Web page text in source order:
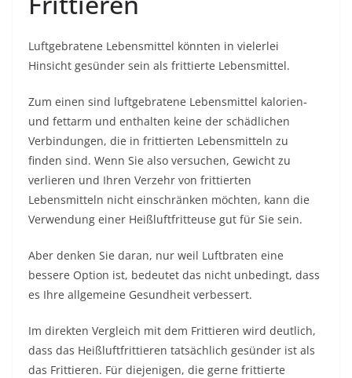
Luftgebratene Lebensmittel könnten in vielerlei
Hinsicht gesünder sein als frittierte Lebensmittel.
Zum einen sind luftgebratene Lebensmittel kalorien-
und fettarm und enthalten keine der schädlichen
Verbindungen, die in frittierten Lebensmitteln zu
finden sind. Wenn Sie also versuchen, Gewicht zu
verlieren und Ihren Verzehr von frittierten
Lebensmitteln nicht einschränken möchten, kann die
Verwendung einer Heißluftfritteuse gut für Sie sein.
Aber denken Sie daran, nur weil Luftbraten eine
bessere Option ist, bedeutet das nicht unbedingt, dass
es Ihre allgemeine Gesundheit verbessert.
Im direkten Vergleich mit dem Frittieren wird deutlich,
dass das Heißluftfrittieren tatsächlich gesünder ist als
das Frittieren. Für diejenigen, die gerne frittierte